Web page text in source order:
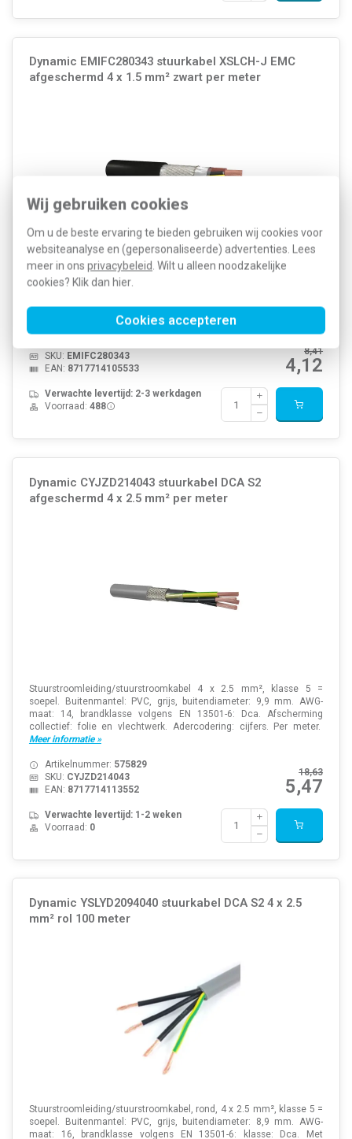
Wij gebruiken cookies
Om u de beste ervaring te bieden gebruiken wij cookies voor
websiteanalyse en (gepersonaliseerde) advertenties. Lees
meer in ons privacybeleid. Wilt u alleen noodzakelijke
cookies? Klik dan hier.
Cookies accepteren
Dynamic EMIFC280343 stuurkabel XSLCH-J EMC
afgeschermd 4 x 1.5 mm² zwart per meter
Stuurstroomleiding/stuurstroomkabel, rond, aders: 4 x 1.5 mm²,
klasse 5 = soepel. Buitenmantel: PVC, zwart, buitendiameter: 10,6
voldoet dankzij dubbele afscherming aan EMC vereisten. Per meter.
8,41
4,12
SKU: EMIFC280343
EAN: 8717714105533
Verwachte levertijd: 2-3 werkdagen
Voorraad: 488
Dynamic CYJZD214043 stuurkabel DCA S2
afgeschermd 4 x 2.5 mm² per meter
Stuurstroomleiding/stuurstroomkabel 4 x 2.5 mm², klasse 5 =
soepel. Buitenmantel: PVC, grijs, buitendiameter: 9,9 mm. AWG-
maat: 14, brandklasse volgens EN 13501-6: Dca. Afscherming
collectief: folie en vlechtwerk. Adercodering: cijfers. Per meter.
Meer informatie »
18,63
5,47
Artikelnummer: 575829
SKU: CYJZD214043
EAN: 8717714113552
Verwachte levertijd: 1-2 weken
Voorraad: 0
Dynamic YSLYD2094040 stuurkabel DCA S2 4 x 2.5
mm² rol 100 meter
Stuurstroomleiding/stuurstroomkabel, rond, 4 x 2.5 mm², klasse 5 =
soepel. Buitenmantel: PVC, grijs, buitendiameter: 8,9 mm. AWG-
maat: 16, brandklasse volgens EN 13501-6: klasse: Dca. Met